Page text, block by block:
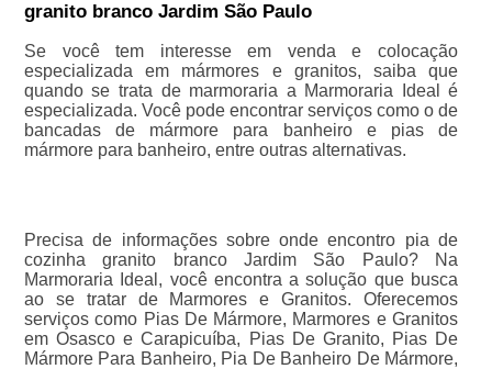
granito branco Jardim São Paulo
Se você tem interesse em venda e colocação
especializada em mármores e granitos, saiba que
quando se trata de marmoraria a Marmoraria Ideal é
especializada. Você pode encontrar serviços como o de
bancadas de mármore para banheiro e pias de
mármore para banheiro, entre outras alternativas.
Precisa de informações sobre onde encontro pia de
cozinha granito branco Jardim São Paulo? Na
Marmoraria Ideal, você encontra a solução que busca
ao se tratar de Marmores e Granitos. Oferecemos
serviços como Pias De Mármore, Marmores e Granitos
em Osasco e Carapicuíba, Pias De Granito, Pias De
Mármore Para Banheiro, Pia De Banheiro De Mármore,